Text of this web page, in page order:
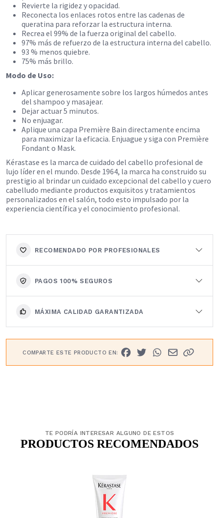
Revierte la rigidez y opacidad.
Reconecta los enlaces rotos entre las cadenas de
queratina para reforzar la estructura interna.
Recrea el 99% de la fuerza original del cabello.
97% más de refuerzo de la estructura interna del cabello.
93 % menos quiebre.
75% más brillo.
Modo de Uso:
Aplicar generosamente sobre los largos húmedos antes
del shampoo y masajear.
Dejar actuar 5 minutos.
No enjuagar.
Aplique una capa Première Bain directamente encima
para maximizar la eficacia. Enjuague y siga con Première
Fondant o Mask.
Kérastase es la marca de cuidado del cabello profesional de
lujo líder en el mundo. Desde 1964, la marca ha construido su
prestigio al brindar un cuidado excepcional del cabello y cuero
cabelludo mediante productos exquisitos y tratamientos
personalizados en el salón, todo esto impulsado por la
experiencia científica y el conocimiento profesional.
RECOMENDADO POR PROFESIONALES
PAGOS 100% SEGUROS
MÁXIMA CALIDAD GARANTIZADA
COMPARTE ESTE PRODUCTO EN:
TE PODRÍA INTERESAR ALGUNO DE ESTOS
PRODUCTOS RECOMENDADOS